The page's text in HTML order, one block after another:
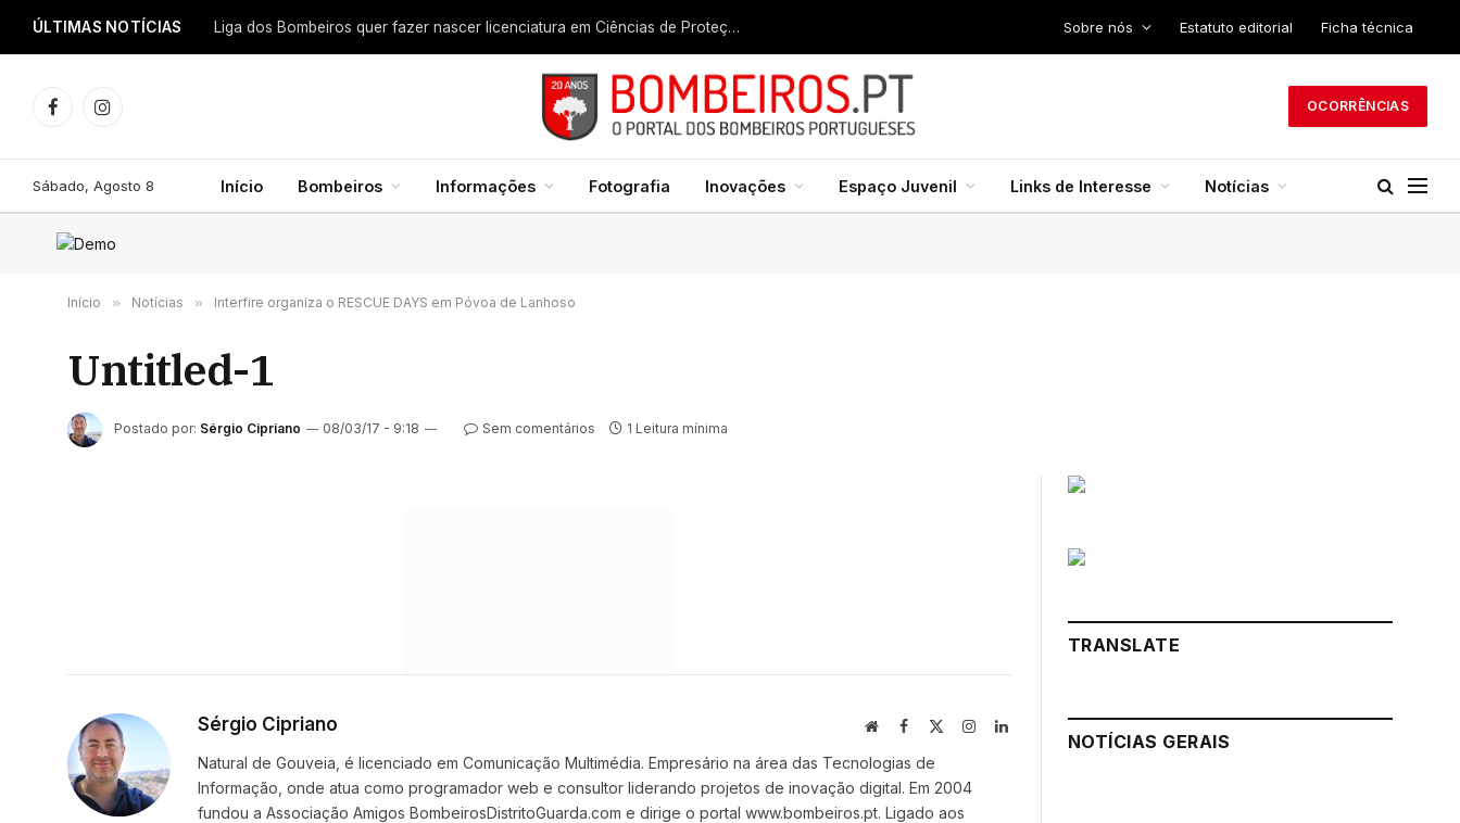
ÚLTIMAS NOTÍCIAS Liga dos Bombeiros quer fazer nascer licenciatura em Ciências de Proteção Civil e Bombeiros Sobre nós Estatuto editorial Ficha técnica
FacebookInstagram
OCORRÊNCIAS
Sábado, Agosto 8 Início Bombeiros Informações Fotografia Inovações Espaço Juvenil Links de Interesse Notícias
Início » Notícias » Interfire organiza o RESCUE DAYS em Póvoa de Lanhoso
Untitled-1
Postado por: Sérgio Cipriano 08/03/17 - 9:18 Sem comentários 1 Leitura mínima
Sérgio Cipriano WebsiteFacebook InstagramLinkedIn
Natural de Gouveia, é licenciado em Comunicação Multimédia. Empresário na área das Tecnologias de
Informação, onde atua como programador web e consultor liderando projetos de inovação digital. Em 2004
fundou a Associação Amigos BombeirosDistritoGuarda.com e dirige o portal www.bombeiros.pt. Ligado aos
TRANSLATE
NOTÍCIAS GERAIS